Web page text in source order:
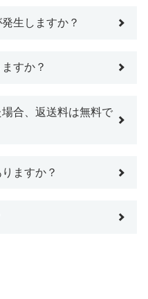
生しますか？
すか？
合、返送料は無料で
ますか？